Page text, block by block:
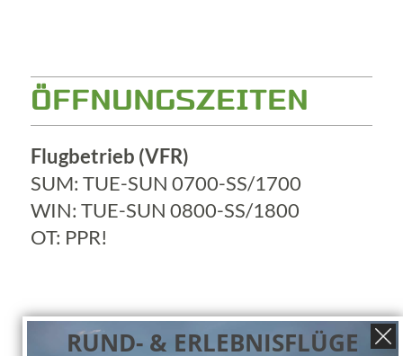
ÖFFNUNGSZEITEN
Flugbetrieb (VFR)
SUM: TUE-SUN 0700-SS/1700
WIN: TUE-SUN 0800-SS/1800
OT: PPR!
RUND- & ERLEBNISFLÜGE